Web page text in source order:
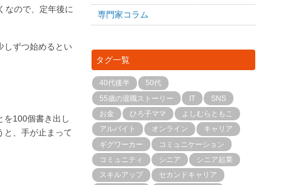
なので、定年後に
しずつ始めるとい
を100個書き出し
と、手が止まって
専門家コラム
タグ一覧
40代後半
50代
55歳の退職ストーリー
IT
SNS
お金
ひろ子ママ
よしむらともこ
アルバイト
オンライン
キャリア
ギグワーカー
コミュニケーション
コミュニティ
シニア
シニア起業
スキルアップ
セカンドキャリア